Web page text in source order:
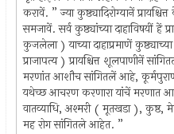
करावें. ” ज्या कुष्ठ्यादिरोग्यानें
समजावें. सर्व कुष्ठ्यांच्या दाहाविषयीं हें
कुजलेला ) याच्या दाहाप्रमाणें
प्राजापत्य ) प्रायश्चित्त शूलपाणीनें
मरणांत आशौच सांगितलें आहे,
यथेच्छ आचरण करणारा यांचें मरणात
वातव्याधि, अश्मरी ( मूतखडा ),
मह रोग सांगितले आहेत. ”